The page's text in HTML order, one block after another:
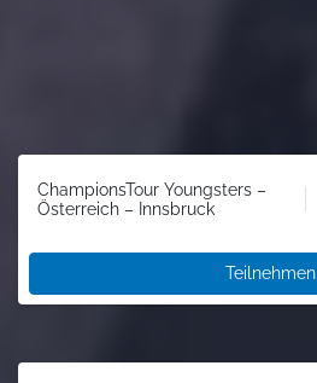
ChampionsTour Youngsters –
Österreich – Innsbruck
Teilnehmen